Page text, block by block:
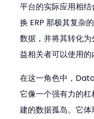
平台的实际应用相
换 ERP 那极其复杂
数据，并将其转化
益相关者可以使用的
在这一角色中，
它像一个强有力的
建的数据孤岛。它